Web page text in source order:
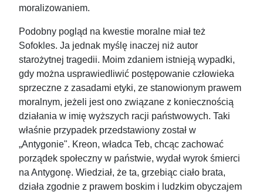
moralizowaniem.
Podobny pogląd na kwestie moralne miał też
Sofokles. Ja jednak myślę inaczej niż autor
starożytnej tragedii. Moim zdaniem istnieją wypadki,
gdy można usprawiedliwić postępowanie człowieka
sprzeczne z zasadami etyki, ze stanowionym prawem
moralnym, jeżeli jest ono związane z koniecznością
działania w imię wyższych racji państwowych. Taki
właśnie przypadek przedstawiony został w
„Antygonie". Kreon, władca Teb, chcąc zachować
porządek społeczny w państwie, wydał wyrok śmierci
na Antygonę. Wiedział, że ta, grzebiąc ciało brata,
działa zgodnie z prawem boskim i ludzkim obyczajem